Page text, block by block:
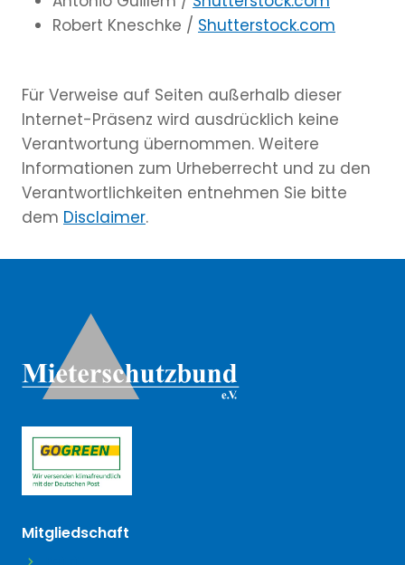
Robert Kneschke / Shutterstock.com
Für Verweise auf Seiten außerhalb dieser
Internet-Präsenz wird ausdrücklich keine
Verantwortung übernommen. Weitere
Informationen zum Urheberrecht und zu den
Verantwortlichkeiten entnehmen Sie bitte
dem Disclaimer.
Weitere
Mitgliedschaft